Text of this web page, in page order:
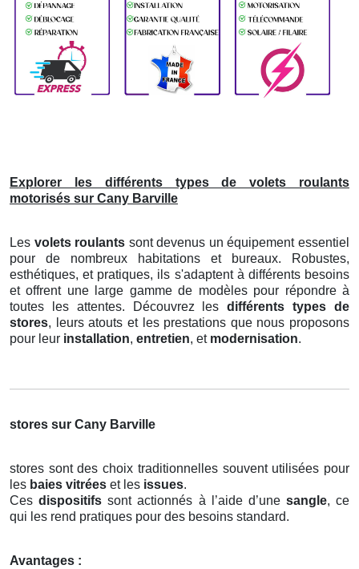
Explorer les différents types de volets roulants
motorisés sur Cany Barville
Les volets roulants sont devenus un équipement essentiel
pour de nombreux habitations et bureaux. Robustes,
esthétiques, et pratiques, ils s'adaptent à différents besoins
et offrent une large gamme de modèles pour répondre à
toutes les attentes. Découvrez lesdifférents types de
stores, leurs atouts et les prestations que nous proposons
pour leur installation, entretien, et modernisation.
stores sur Cany Barville
stores sont des choix traditionnelles souvent utilisées pour
les baies vitrées et les issues.
Cesdispositifs sont actionnés à l’aide d’une sangle, ce
qui les rend pratiques pour des besoins standard.
Avantages :